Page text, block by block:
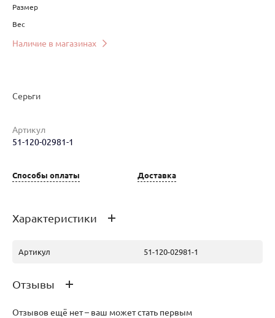
Размер
Вес
Наличие в магазинах
Серьги
Артикул
51-120-02981-1
Способы оплаты Доставка
Характеристики
Артикул 51-120-02981-1
Отзывы
Отзывов ещё нет – ваш может стать первым